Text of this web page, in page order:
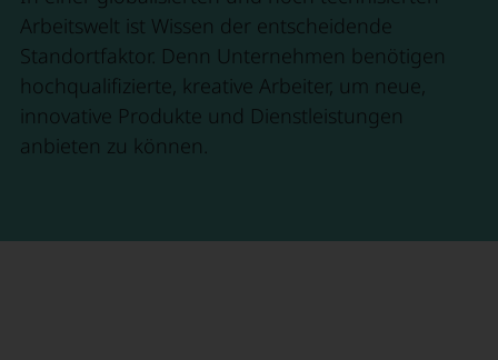
Arbeitswelt ist Wissen der entscheidende
Standortfaktor. Denn Unternehmen benötigen
hochqualifizierte, kreative Arbeiter, um neue,
innovative Produkte und Dienstleistungen
anbieten zu können.